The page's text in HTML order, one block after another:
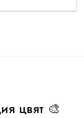
цвят 🎨